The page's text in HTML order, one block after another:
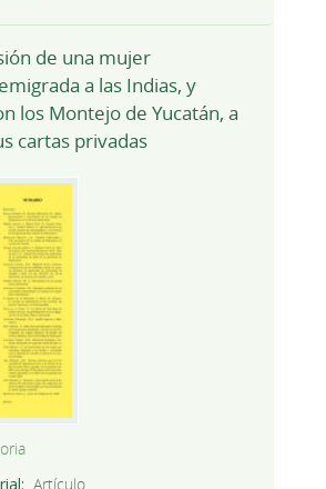
de una mujer
a las Indias, y
los Montejo de Yucatán, a
cartas privadas
Artículo